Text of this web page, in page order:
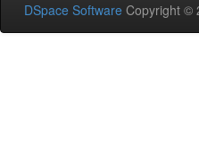
DSpace Software Copyright ©